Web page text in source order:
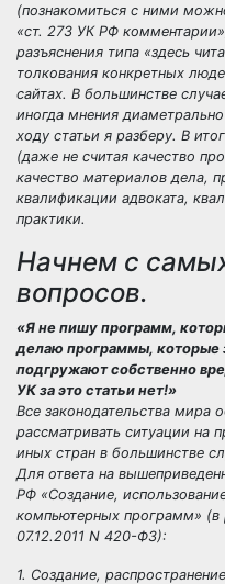
(познакомиться с ними
«ст. 273 УК РФ
разъяснения типа «здесь
толкования конкретных
сайтах. В большинстве
иногда мнения
ходу статьи я разберу. В
(даже не считая качество
качество материалов дела,
квалификации адвоката,
практики.
Начнем с
вопросов.
«Я не пишу программ,
делаю программы, которые
подгружают собственно
УК за это статьи нет!»
Все законодательства мира
рассматривать ситуации на
иных стран в большинстве
Для ответа на
РФ «Создание,
компьютерных программ» (в
07.12.2011 N 420-ФЗ):
1. Создание,